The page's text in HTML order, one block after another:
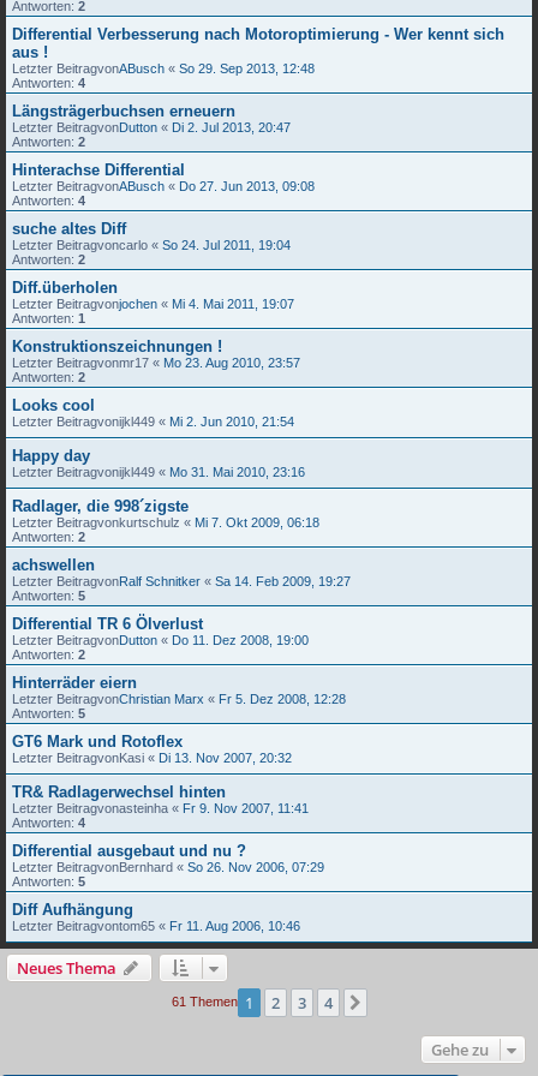
Antworten: 2
Differential Verbesserung nach Motoroptimierung - Wer kennt sich
aus !
Letzter BeitragvonABusch « So 29. Sep 2013, 12:48
Antworten: 4
Längsträgerbuchsen erneuern
Letzter BeitragvonDutton « Di 2. Jul 2013, 20:47
Antworten: 2
Hinterachse Differential
Letzter BeitragvonABusch « Do 27. Jun 2013, 09:08
Antworten: 4
suche altes Diff
Letzter Beitragvoncarlo « So 24. Jul 2011, 19:04
Antworten: 2
Diff.überholen
Letzter Beitragvonjochen « Mi 4. Mai 2011, 19:07
Antworten: 1
Konstruktionszeichnungen !
Letzter Beitragvonmr17 « Mo 23. Aug 2010, 23:57
Antworten: 2
Looks cool
Letzter Beitragvonijkl449 « Mi 2. Jun 2010, 21:54
Happy day
Letzter Beitragvonijkl449 « Mo 31. Mai 2010, 23:16
Radlager, die 998´zigste
Letzter Beitragvonkurtschulz « Mi 7. Okt 2009, 06:18
Antworten: 2
achswellen
Letzter BeitragvonRalf Schnitker « Sa 14. Feb 2009, 19:27
Antworten: 5
Differential TR 6 Ölverlust
Letzter BeitragvonDutton « Do 11. Dez 2008, 19:00
Antworten: 2
Hinterräder eiern
Letzter BeitragvonChristian Marx « Fr 5. Dez 2008, 12:28
Antworten: 5
GT6 Mark und Rotoflex
Letzter BeitragvonKasi « Di 13. Nov 2007, 20:32
TR& Radlagerwechsel hinten
Letzter Beitragvonasteinha « Fr 9. Nov 2007, 11:41
Antworten: 4
Differential ausgebaut und nu ?
Letzter BeitragvonBernhard « So 26. Nov 2006, 07:29
Antworten: 5
Diff Aufhängung
Letzter Beitragvontom65 « Fr 11. Aug 2006, 10:46
Neues Thema
61 Themen 1 2 3 4
Gehe zu